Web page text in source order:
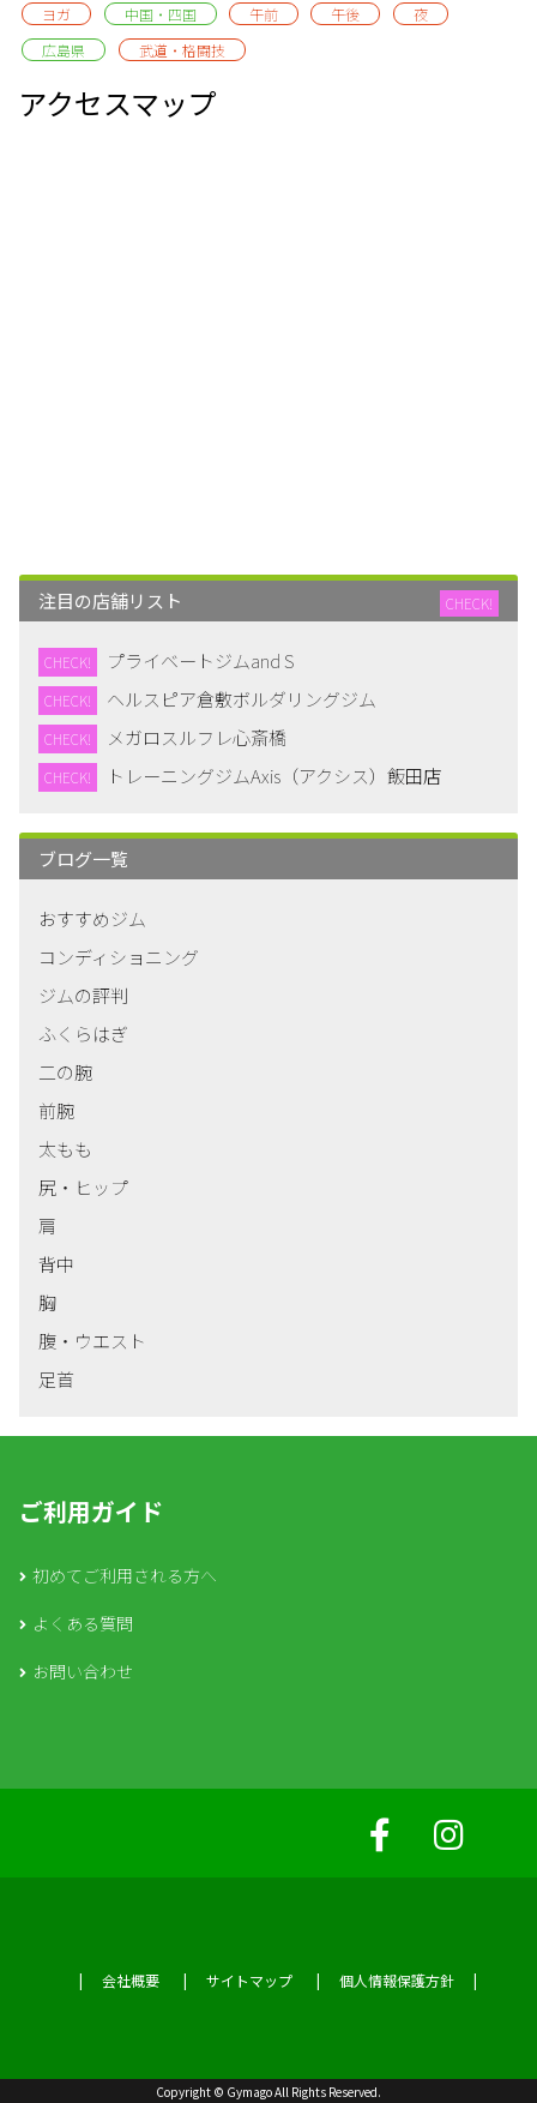
ヨガ
中国・四国 午前 午後
夜
広島県
武道・格闘技
アクセスマップ
注目の店舗リスト CHECK!
CHECK! プライベートジムand S
CHECK! ヘルスピア倉敷ボルダリングジム
CHECK! メガロスルフレ心斎橋
CHECK! トレーニングジムAxis（アクシス）飯田店
ブログ一覧
おすすめジム
コンディショニング
ジムの評判
ふくらはぎ
二の腕
前腕
太もも
尻・ヒップ
肩
背中
胸
腹・ウエスト
足首
ご利用ガイド
初めてご利用される方へ
よくある質問
お問い合わせ
会社概要 サイトマップ 個人情報保護方針
Copyright © Gymago All Rights Reserved.